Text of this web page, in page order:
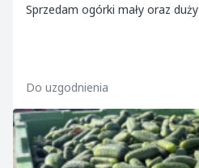
Sprzedam ogórki mały oraz duży
Do uzgodnienia